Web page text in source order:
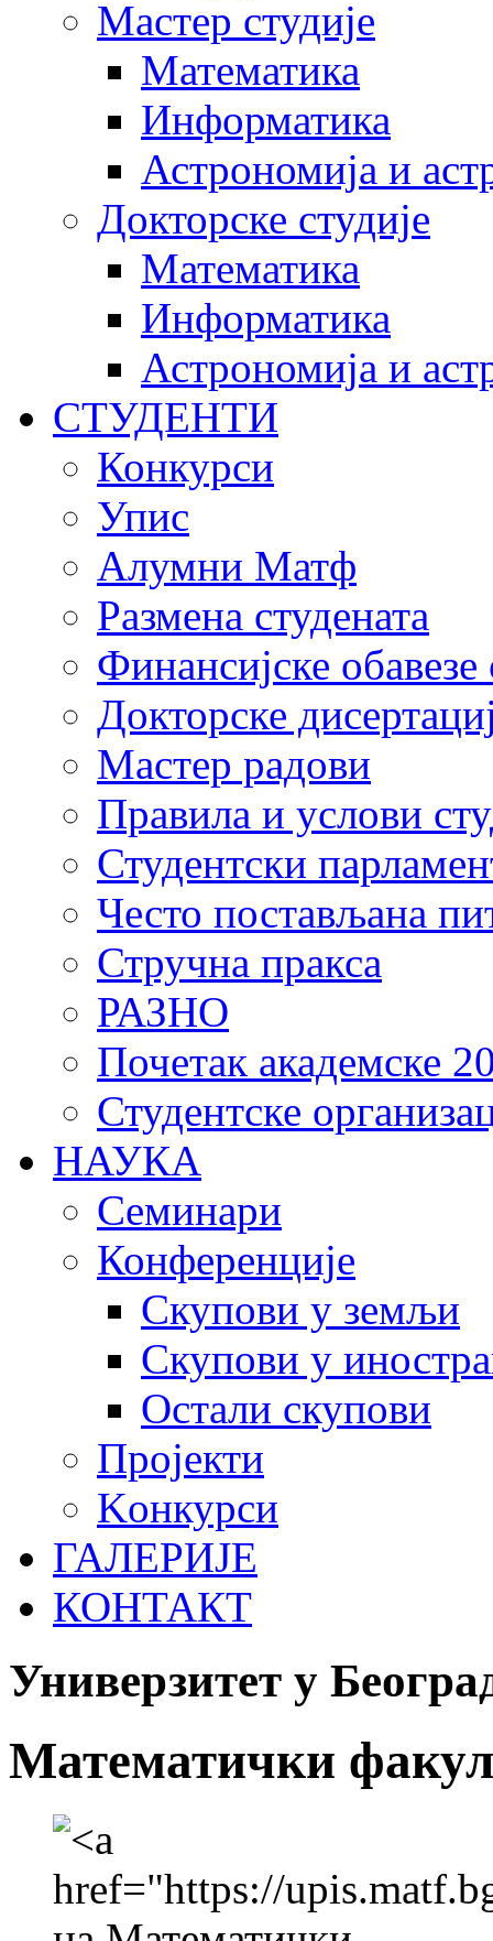
Мастер студије
Математика
Информатика
Астрономија и
Докторске студије
Математика
Информатика
Астрономија и
СТУДЕНТИ
Конкурси
Упис
Алумни Матф
Размена студената
Финансијске обавезе
Докторске
Мастер радови
Правила и услови
Студентски
Често постављана
Стручна пракса
РАЗНО
Почетак академске
Студентске
НАУКА
Семинари
Конференције
Скупови у земљи
Скупови у
Остали скупови
Пројекти
Koнкурси
ГАЛЕРИЈЕ
КОНТАКТ
Универзитет у
Математички